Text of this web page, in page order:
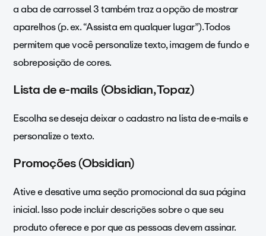
a aba de carrossel 3 também traz a opção de mostrar
aparelhos (p. ex. “Assista em qualquer lugar”). Todos
permitem que você personalize texto, imagem de fundo e
sobreposição de cores.
Lista de e-mails (Obsidian, Topaz)
Escolha se deseja deixar o cadastro na lista de e-mails e
personalize o texto.
Promoções (Obsidian)
Ative e desative uma seção promocional da sua página
inicial. Isso pode incluir descrições sobre o que seu
produto oferece e por que as pessoas devem assinar.